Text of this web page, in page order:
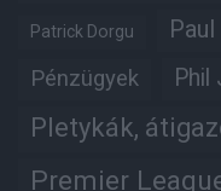
Patrick Dorgu
Pénzügyek Phil
Pletykák,
Premier